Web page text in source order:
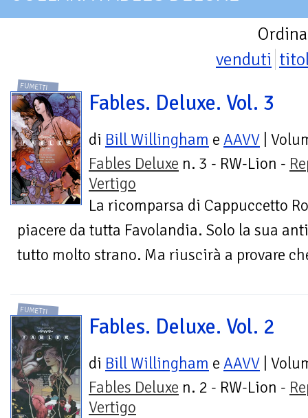
venduti
FUMETTI
Fables. Deluxe. Vol. 3
di Bill Willingham e AAVV |
Fables Deluxe n. 3 - RW-Lion -
Vertigo
La ricomparsa di Cappuccetto
piacere da tutta Favolandia. Solo la sua
tutto molto strano. Ma riuscirà a provare
FUMETTI
Fables. Deluxe. Vol. 2
di Bill Willingham e AAVV |
Fables Deluxe n. 2 - RW-Lion -
Vertigo